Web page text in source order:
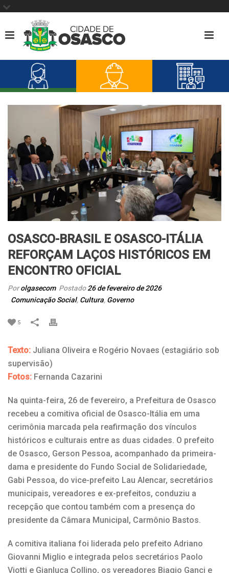
OSASCO-BRASIL E OSASCO-ITÁLIA
REFORÇAM LAÇOS HISTÓRICOS EM
ENCONTRO OFICIAL
Porolgasecom Postado26 de fevereiro de 2026
Comunicação Social, Cultura, Governo
5
Texto: Juliana Oliveira e Rogério Novaes (estagiário sob
supervisão)
Fotos: Fernanda Cazarini
Na quinta-feira, 26 de fevereiro, a Prefeitura de Osasco
recebeu a comitiva oficial de Osasco-Itália em uma
cerimônia marcada pela reafirmação dos vínculos
históricos e culturais entre as duas cidades. O prefeito
de Osasco, Gerson Pessoa, acompanhado da primeira-
dama e presidente do Fundo Social de Solidariedade,
Gabi Pessoa, do vice-prefeito Lau Alencar, secretários
municipais, vereadores e ex-prefeitos, conduziu a
recepção que contou também com a presença do
presidente da Câmara Municipal, Carmônio Bastos.
A comitiva italiana foi liderada pelo prefeito Adriano
Giovanni Miglio e integrada pelos secretários Paolo
Viotti e Gianluca Collino, os vereadores Biagio Ganci e